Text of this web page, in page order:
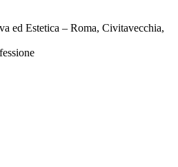
ed Estetica – Roma, Civitavecchia,